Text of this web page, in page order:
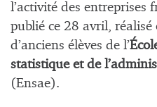
l’activité des entreprises
publié ce 28 avril, réalisé
d’anciens élèves de l’
statistique et de
(Ensae).